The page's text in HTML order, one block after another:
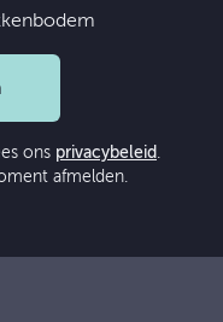
ons privacybeleid .
afmelden.